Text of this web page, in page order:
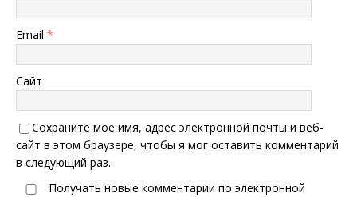
Email *
Сайт
Сохраните мое имя, адрес электронной почты и веб-
сайт в этом браузере, чтобы я мог оставить комментарий
в следующий раз.
Получать новые комментарии по электронной